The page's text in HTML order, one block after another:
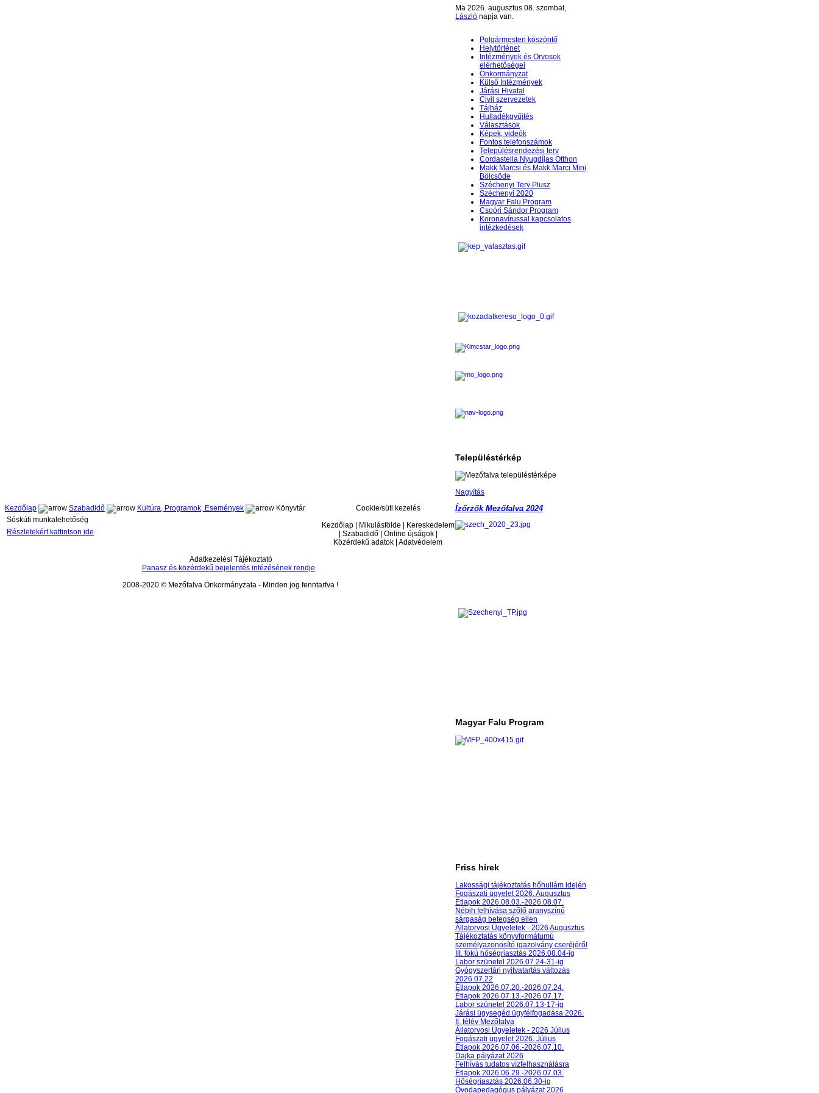
Ma 2026. augusztus 08. szombat,
László napja van.
Polgármesteri köszöntő
Helytörténet
Intézmények és Orvosok
elérhetőségei
Önkormányzat
Külső Intézmények
Járási Hivatal
Civil szervezetek
Tájház
Hulladékgyűjtés
Választások
Képek, videók
Fontos telefonszámok
Településrendezési terv
Cordastella Nyugdíjas Otthon
Makk Marcsi és Makk Marci Mini
Bölcsöde
Széchenyi Terv Plusz
Széchenyi 2020
Magyar Falu Program
Csoóri Sándor Program
Koronavírussal kapcsolatos
intézkedések
Településtérkép
Nagyítás
Kezdőlap
Szabadidő Kultúra, Programok, Események
Könyvtár
Sóskúti munkalehetőség
Részletekért kattintson ide
Ízőrzők Mezőfalva 2024
Magyar Falu Program
Friss hírek
Lakossági tájékoztatás hőhullám idején
Fogászati ügyelet 2026. Augusztus
Étlapok 2026.08.03.-2026.08.07.
Nébih felhívása szőlő aranyszínű
sárgaság betegség ellen
Állatorvosi Ügyeletek - 2026 Augusztus
Tájékoztatás könyvformátumú
személyazonosító igazolvány cseréjéről
III. fokú hőségriasztás 2026.08.04-ig
Labor szünetel 2026.07.24-31-ig
Gyógyszertári nyitvatartás változás
2026.07.22
Étlapok 2026.07.20.-2026.07.24.
Étlapok 2026.07.13.-2026.07.17.
Labor szünetel 2026.07.13-17-ig
Járási ügysegéd ügyfélfogadása 2026.
II. félév Mezőfalva
Állatorvosi Ügyeletek - 2026 Július
Fogászati ügyelet 2026. Július
Étlapok 2026.07.06.-2026.07.10.
Dajka pályázat 2026
Felhívás tudatos vízfelhasználásra
Étlapok 2026.06.29.-2026.07.03.
Hőségriasztás 2026.06.30-ig
Óvodapedagógus pályázat 2026
Cookie/süti kezelés
Kezdőlap | Mikulásfölde | Kereskedelem
| Szabadidő | Online újságok |
Közérdekű adatok | Adatvédelem
Adatkezelési Tájékoztató
Panasz és közérdekű bejelentés intézésének rendje
2008-2020 © Mezőfalva Önkormányzata - Minden jog fenntartva !